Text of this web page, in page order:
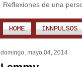
Reflexiones de una
HOME INNPULSOS
domingo, mayo 04, 2014